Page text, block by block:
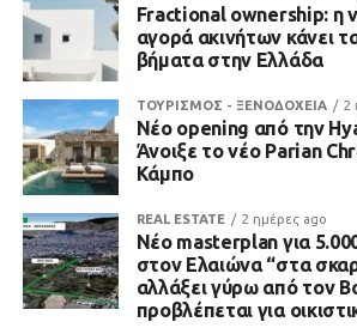
Fractional ownership: η
αγορά ακινήτων κάνει
βήματα στην Ελλάδα
ΤΟΥΡΙΣΜΟΣ - ΞΕΝΟΔΟΧΕΙΑ 2
Νέο opening από την
Άνοιξε το νέο Parian
Κάμπο
REAL ESTATE 2 ημέρες ago
Νέο masterplan για
στον Ελαιώνα “στα
αλλάξει γύρω από τον
προβλέπεται για